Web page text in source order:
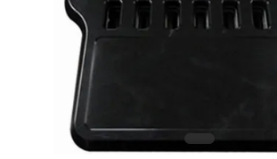
PRIVACY
POLICY